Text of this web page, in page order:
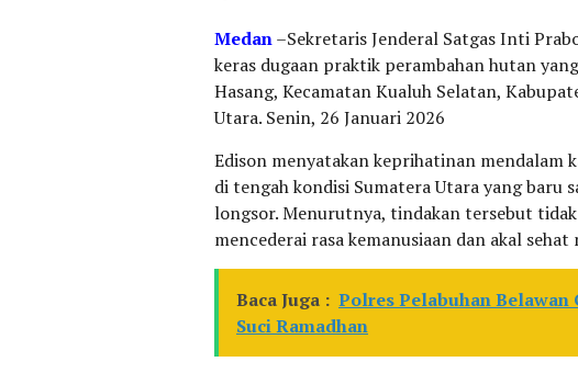
Medan–Sekretaris Jenderal Satgas Inti
keras dugaan praktik perambahan hutan
Hasang, Kecamatan Kualuh Selatan,
Utara. Senin, 26 Januari 2026
Edison menyatakan keprihatinan mendalam
di tengah kondisi Sumatera Utara yang baru
longsor. Menurutnya, tindakan tersebut
mencederai rasa kemanusiaan dan akal sehat
Baca Juga : Polres Pelabuhan Belawan
Suci Ramadhan